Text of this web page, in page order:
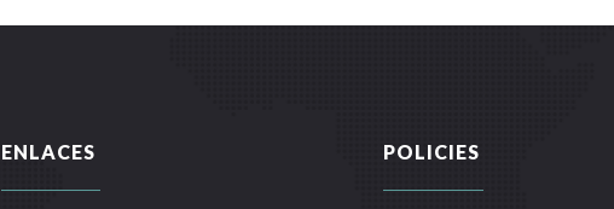
ENLACES POLICIES